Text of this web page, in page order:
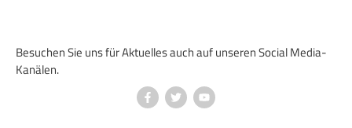
Besuchen Sie uns für Aktuelles auch auf unseren Social Media-
Kanälen.